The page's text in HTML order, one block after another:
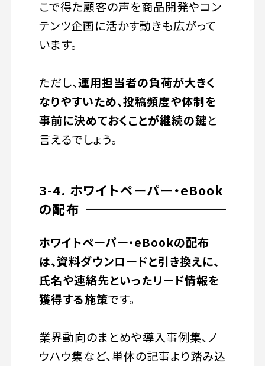
こで得た顧客の声を商品開発やコン
テンツ企画に活かす動きも広がって
います。
ただし、運用担当者の負荷が大きく
なりやすいため、投稿頻度や体制を
事前に決めておくことが継続の鍵と
言えるでしょう。
3-4. ホワイトペーパー・eBook
の配布
ホワイトペーパー・eBookの配布
は、資料ダウンロードと引き換えに、
氏名や連絡先といったリード情報を
獲得する施策です。
業界動向のまとめや導入事例集、ノ
ウハウ集など、単体の記事より踏み込